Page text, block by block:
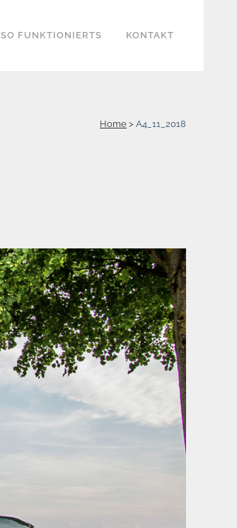
SO FUNKTIONIERTS KONTAKT
Home > A4_11_2018